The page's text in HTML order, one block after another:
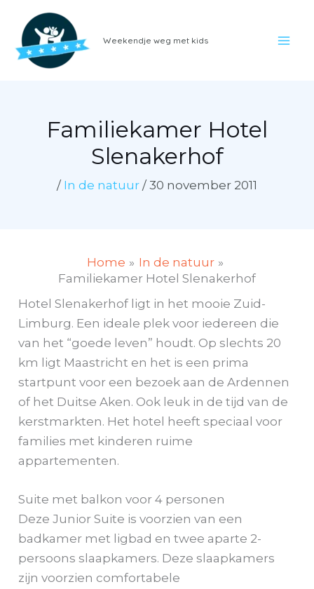
naar
de
inhoud
Weekendje weg met kids
Familiekamer Hotel
Slenakerhof
/ In de natuur / 30 november 2011
Home
In de natuur
Familiekamer Hotel Slenakerhof
Hotel Slenakerhof ligt in het mooie Zuid-
Limburg. Een ideale plek voor iedereen die
van het “goede leven” houdt. Op slechts 20
km ligt Maastricht en het is een prima
startpunt voor een bezoek aan de Ardennen
of het Duitse Aken. Ook leuk in de tijd van de
kerstmarkten. Het hotel heeft speciaal voor
families met kinderen ruime
appartementen.
Suite met balkon voor 4 personen
Deze Junior Suite is voorzien van een
badkamer met ligbad en twee aparte 2-
persoons slaapkamers. Deze slaapkamers
zijn voorzien comfortabele